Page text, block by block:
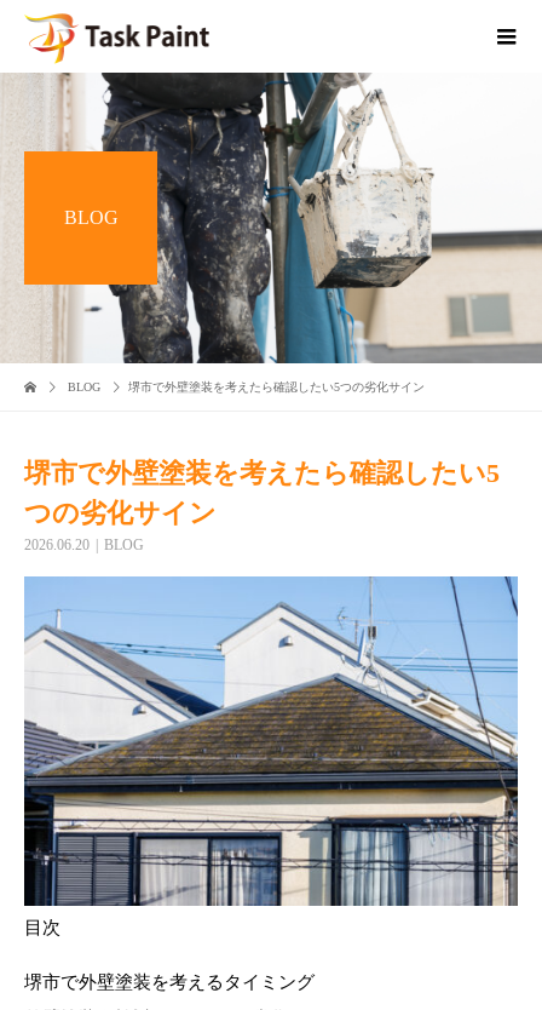
BLOG
BLOG 堺市で外壁塗装を考えたら確認したい5つの劣化サイン
堺市で外壁塗装を考えたら確認したい5
つの劣化サイン
2026.06.20 BLOG
目次
堺市で外壁塗装を考えるタイミング